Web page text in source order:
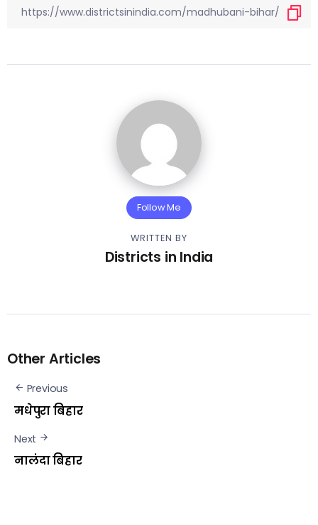
Follow Me
WRITTEN BY
Districts in India
Other Articles
Previous
मधेपुरा बिहार
Next
नालंदा बिहार